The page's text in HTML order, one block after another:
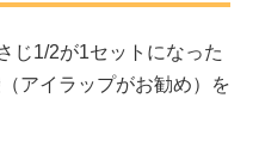
じ1/2が1セットになった
アイラップがお勧め）を